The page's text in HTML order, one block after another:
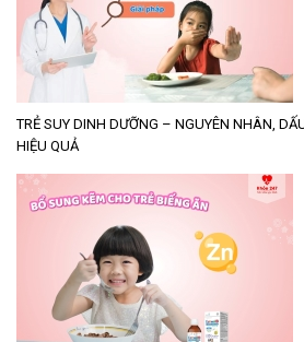
TRẺ SUY DINH DƯỠNG – NGUYÊN NHÂN,
HIỆU QUẢ